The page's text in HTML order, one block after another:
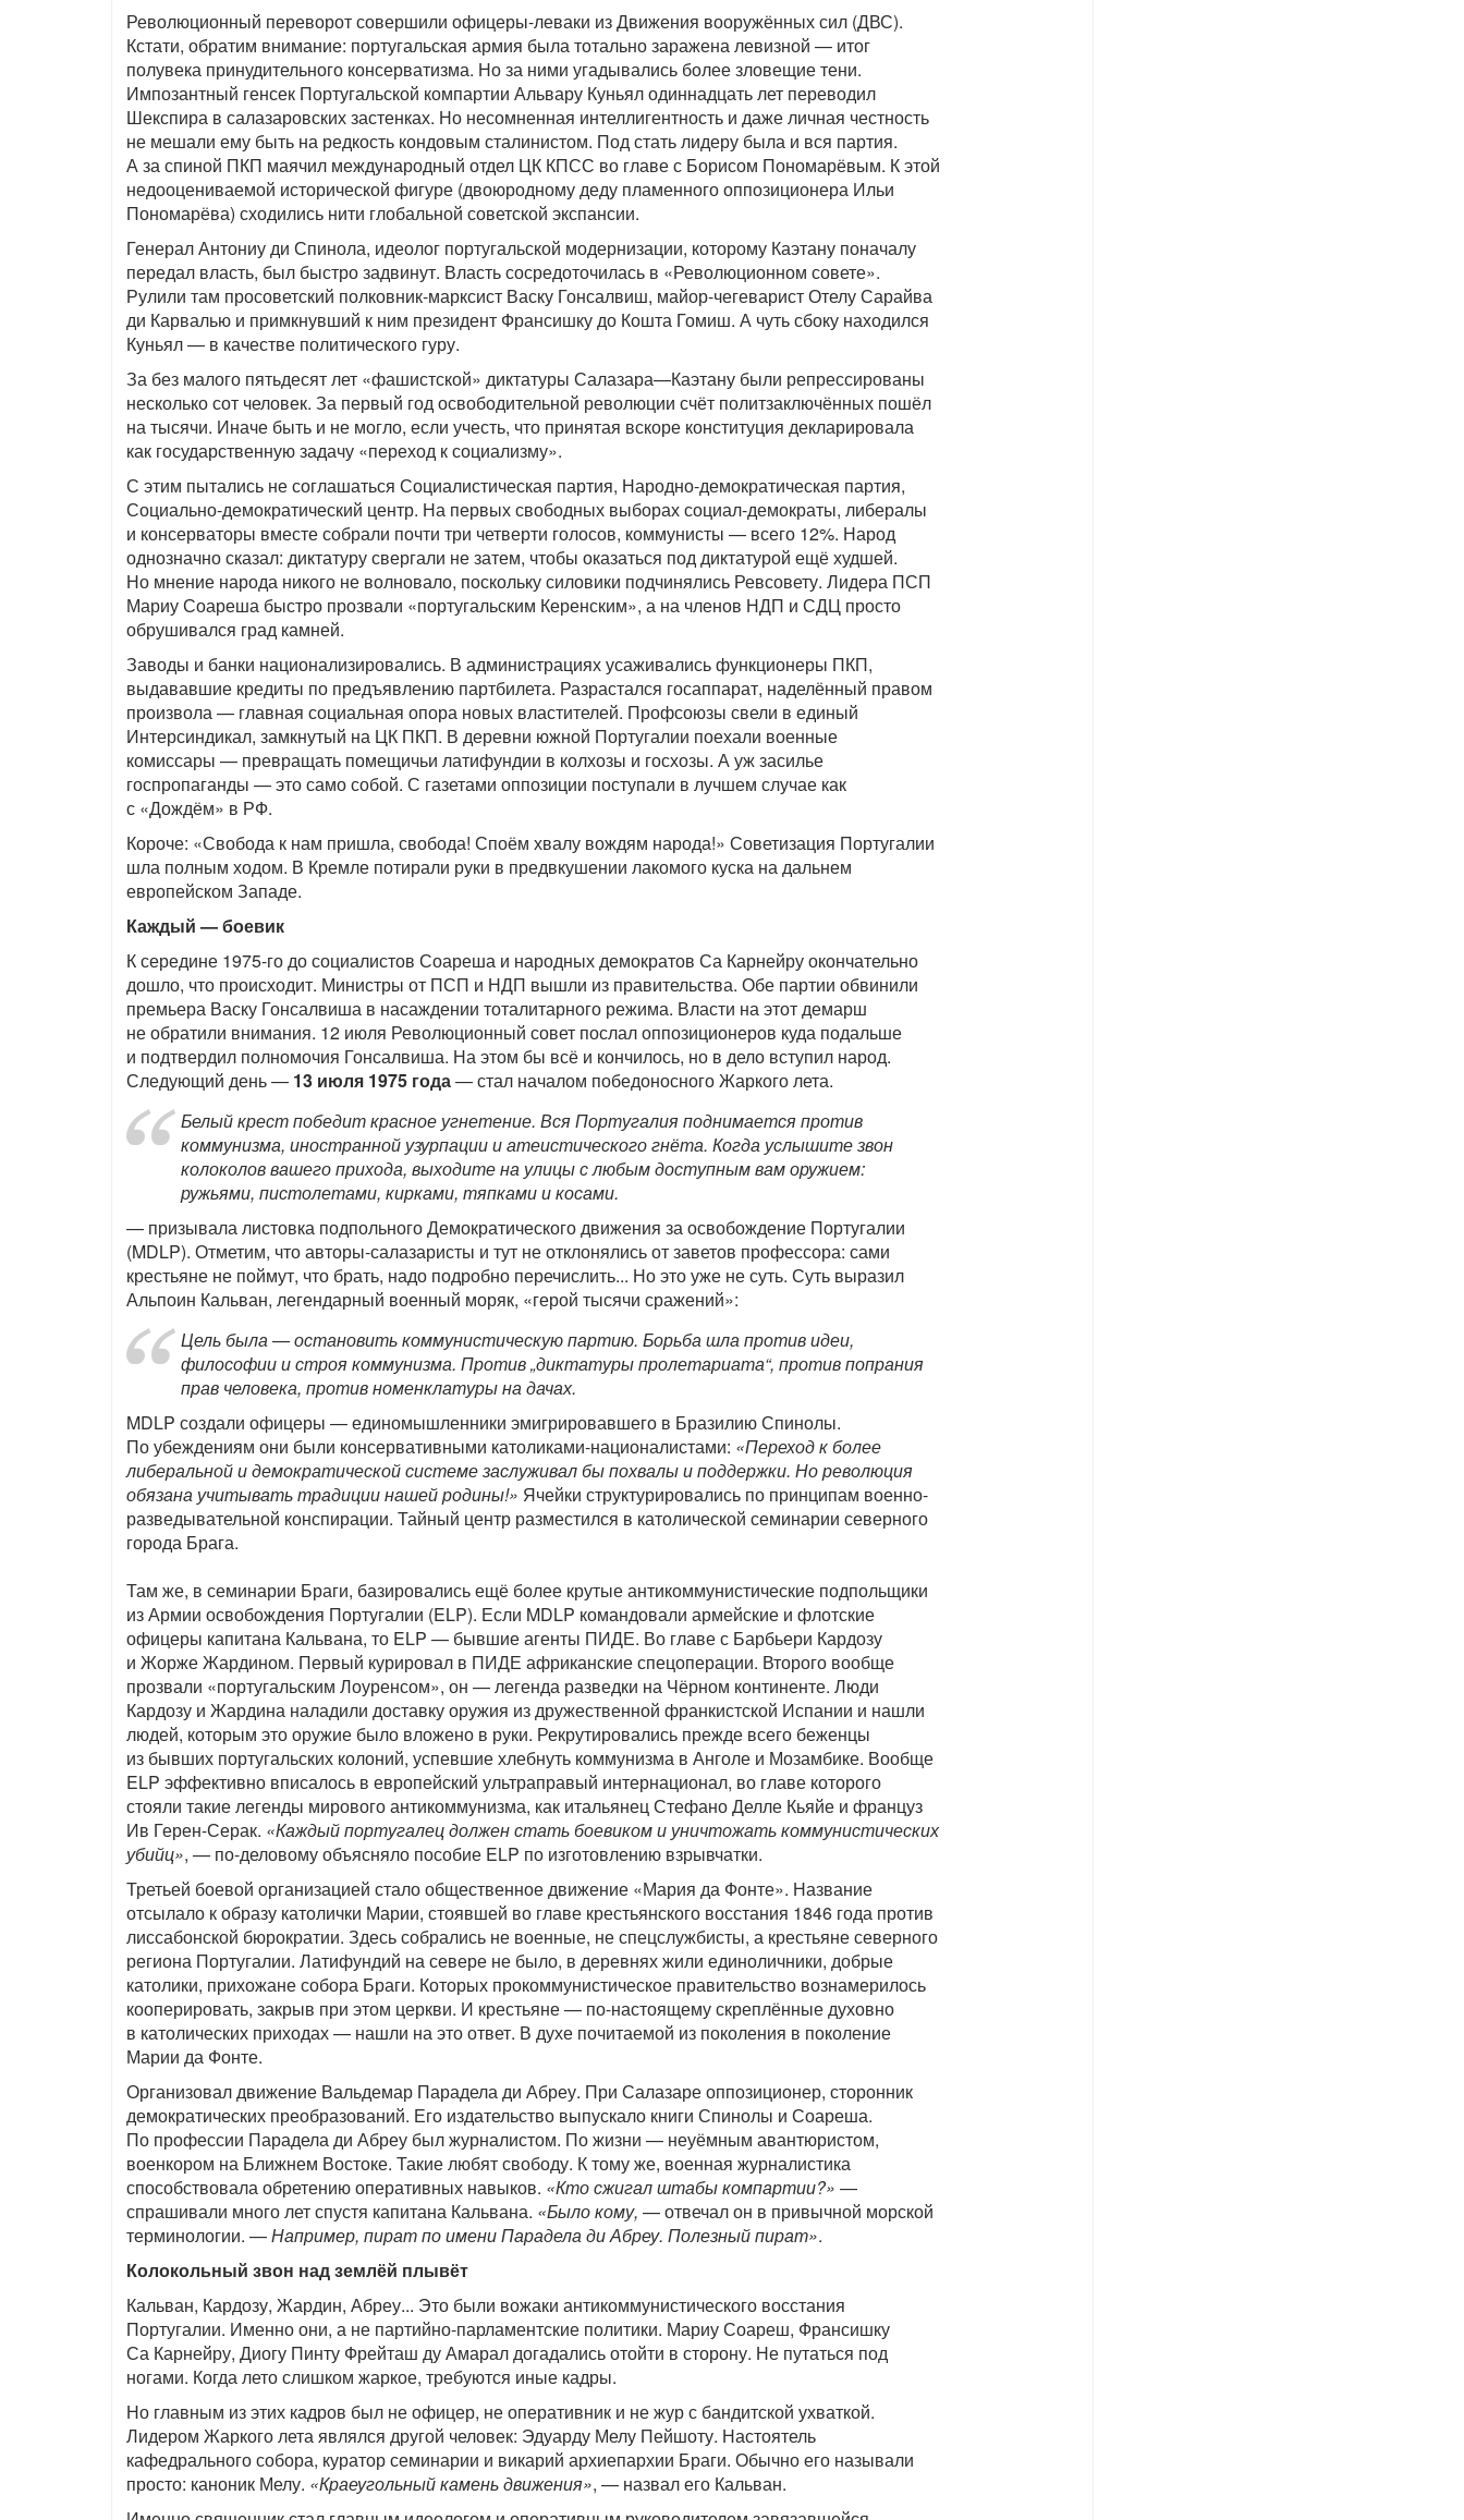
Революционный переворот совершили офицеры-леваки из Движения вооружённых сил (ДВС).
Кстати, обратим внимание: португальская армия была тотально заражена левизной — итог
полувека принудительного консерватизма. Но за ними угадывались более зловещие тени.
Импозантный генсек Португальской компартии Альвару Куньял одиннадцать лет переводил
Шекспира в салазаровских застенках. Но несомненная интеллигентность и даже личная честность
не мешали ему быть на редкость кондовым сталинистом. Под стать лидеру была и вся партия.
А за спиной ПКП маячил международный отдел ЦК КПСС во главе с Борисом Пономарёвым. К этой
недооцениваемой исторической фигуре (двоюродному деду пламенного оппозиционера Ильи
Пономарёва) сходились нити глобальной советской экспансии.
Генерал Антониу ди Спинола, идеолог португальской модернизации, которому Каэтану поначалу
передал власть, был быстро задвинут. Власть сосредоточилась в «Революционном совете».
Рулили там просоветский полковник-марксист Васку Гонсалвиш, майор-чегеварист Отелу Сарайва
ди Карвалью и примкнувший к ним президент Франсишку до Кошта Гомиш. А чуть сбоку находился
Куньял — в качестве политического гуру.
За без малого пятьдесят лет «фашистской» диктатуры Салазара—Каэтану были репрессированы
несколько сот человек. За первый год освободительной революции счёт политзаключённых пошёл
на тысячи. Иначе быть и не могло, если учесть, что принятая вскоре конституция декларировала
как государственную задачу «переход к социализму».
С этим пытались не соглашаться Социалистическая партия, Народно-демократическая партия,
Социально-демократический центр. На первых свободных выборах социал-демократы, либералы
и консерваторы вместе собрали почти три четверти голосов, коммунисты — всего 12%. Народ
однозначно сказал: диктатуру свергали не затем, чтобы оказаться под диктатурой ещё худшей.
Но мнение народа никого не волновало, поскольку силовики подчинялись Ревсовету. Лидера ПСП
Мариу Соареша быстро прозвали «португальским Керенским», а на членов НДП и СДЦ просто
обрушивался град камней.
Заводы и банки национализировались. В администрациях усаживались функционеры ПКП,
выдававшие кредиты по предъявлению партбилета. Разрастался госаппарат, наделённый правом
произвола — главная социальная опора новых властителей. Профсоюзы свели в единый
Интерсиндикал, замкнутый на ЦК ПКП. В деревни южной Португалии поехали военные
комиссары — превращать помещичьи латифундии в колхозы и госхозы. А уж засилье
госпропаганды — это само собой. С газетами оппозиции поступали в лучшем случае как
с «Дождём» в РФ.
Короче: «Свобода к нам пришла, свобода! Споём хвалу вождям народа!» Советизация Португалии
шла полным ходом. В Кремле потирали руки в предвкушении лакомого куска на дальнем
европейском Западе.
Каждый — боевик
К середине 1975-го до социалистов Соареша и народных демократов Са Карнейру окончательно
дошло, что происходит. Министры от ПСП и НДП вышли из правительства. Обе партии обвинили
премьера Васку Гонсалвиша в насаждении тоталитарного режима. Власти на этот демарш
не обратили внимания. 12 июля Революционный совет послал оппозиционеров куда подальше
и подтвердил полномочия Гонсалвиша. На этом бы всё и кончилось, но в дело вступил народ.
Следующий день — 13 июля 1975 года— стал началом победоносного Жаркого лета.
Белый крест победит красное угнетение. Вся Португалия поднимается против
коммунизма, иностранной узурпации и атеистического гнёта. Когда услышите звон
колоколов вашего прихода, выходите на улицы с любым доступным вам оружием:
ружьями, пистолетами, кирками, тяпками и косами.
— призывала листовка подпольного Демократического движения за освобождение Португалии
(MDLP). Отметим, что авторы-салазаристы и тут не отклонялись от заветов профессора: сами
крестьяне не поймут, что брать, надо подробно перечислить... Но это уже не суть. Суть выразил
Альпоин Кальван, легендарный военный моряк, «герой тысячи сражений»:
Цель была — остановить коммунистическую партию. Борьба шла против идеи,
философии и строя коммунизма. Против „диктатуры пролетариата“, против попрания
прав человека, против номенклатуры на дачах.
MDLP создали офицеры — единомышленники эмигрировавшего в Бразилию Спинолы.
По убеждениям они были консервативными католиками-националистами: «Переход к более
либеральной и демократической системе заслуживал бы похвалы и поддержки. Но революция
обязана учитывать традиции нашей родины!» Ячейки структурировались по принципам военно-
разведывательной конспирации. Тайный центр разместился в католической семинарии северного
города Брага.
Там же, в семинарии Браги, базировались ещё более крутые антикоммунистические подпольщики
из Армии освобождения Португалии (ELP). Если MDLP командовали армейские и флотские
офицеры капитана Кальвана, то ELP — бывшие агенты ПИДЕ. Во главе с Барбьери Кардозу
и Жорже Жардином. Первый курировал в ПИДЕ африканские спецоперации. Второго вообще
прозвали «португальским Лоуренсом», он — легенда разведки на Чёрном континенте. Люди
Кардозу и Жардина наладили доставку оружия из дружественной франкистской Испании и нашли
людей, которым это оружие было вложено в руки. Рекрутировались прежде всего беженцы
из бывших португальских колоний, успевшие хлебнуть коммунизма в Анголе и Мозамбике. Вообще
ELP эффективно вписалось в европейский ультраправый интернационал, во главе которого
стояли такие легенды мирового антикоммунизма, как итальянец Стефано Делле Кьяйе и француз
Ив Герен-Серак. «Каждый португалец должен стать боевиком и уничтожать коммунистических
убийц», — по-деловому объясняло пособие ELP по изготовлению взрывчатки.
Третьей боевой организацией стало общественное движение «Мария да Фонте». Название
отсылало к образу католички Марии, стоявшей во главе крестьянского восстания 1846 года против
лиссабонской бюрократии. Здесь собрались не военные, не спецслужбисты, а крестьяне северного
региона Португалии. Латифундий на севере не было, в деревнях жили единоличники, добрые
католики, прихожане собора Браги. Которых прокоммунистическое правительство вознамерилось
кооперировать, закрыв при этом церкви. И крестьяне — по-настоящему скреплённые духовно
в католических приходах — нашли на это ответ. В духе почитаемой из поколения в поколение
Марии да Фонте.
Организовал движение Вальдемар Парадела ди Абреу. При Салазаре оппозиционер, сторонник
демократических преобразований. Его издательство выпускало книги Спинолы и Соареша.
По профессии Парадела ди Абреу был журналистом. По жизни — неуёмным авантюристом,
военкором на Ближнем Востоке. Такие любят свободу. К тому же, военная журналистика
способствовала обретению оперативных навыков. «Кто сжигал штабы компартии?» —
спрашивали много лет спустя капитана Кальвана. «Было кому, — отвечал он в привычной морской
терминологии. —Например, пират по имени Парадела ди Абреу. Полезный пират».
Колокольный звон над землёй плывёт
Кальван, Кардозу, Жардин, Абреу... Это были вожаки антикоммунистического восстания
Португалии. Именно они, а не партийно-парламентские политики. Мариу Соареш, Франсишку
Са Карнейру, Диогу Пинту Фрейташ ду Амарал догадались отойти в сторону. Не путаться под
ногами. Когда лето слишком жаркое, требуются иные кадры.
Но главным из этих кадров был не офицер, не оперативник и не жур с бандитской ухваткой.
Лидером Жаркого лета являлся другой человек: Эдуарду Мелу Пейшоту. Настоятель
кафедрального собора, куратор семинарии и викарий архиепархии Браги. Обычно его называли
просто: каноник Мелу. «Краеугольный камень движения», — назвал его Кальван.